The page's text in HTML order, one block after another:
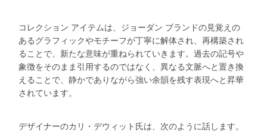
コレクション アイテムは、ジョーダン ブランドの見覚えの
あるグラフィックやモチーフが丁寧に解体され、再構築され
ることで、新たな意味が重ねられていきます。過去の記号や
象徴をそのまま引用するのではなく、異なる文脈へと置き換
えることで、静かでありながら強い余韻を残す表現へと昇華
されています。
デザイナーのカリ・デウィット氏は、次のように話します。